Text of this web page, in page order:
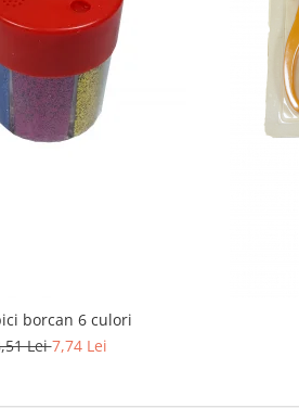
borcan 6 culori
Lei7,74 Lei